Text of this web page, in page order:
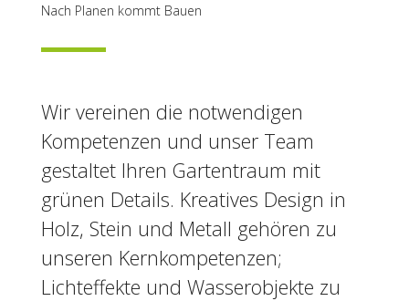
Nach Planen kommt Bauen
Wir vereinen die notwendigen
Kompetenzen und unser Team
gestaltet Ihren Gartentraum mit
grünen Details. Kreatives Design in
Holz, Stein und Metall gehören zu
unseren Kernkompetenzen;
Lichteffekte und Wasserobjekte zu